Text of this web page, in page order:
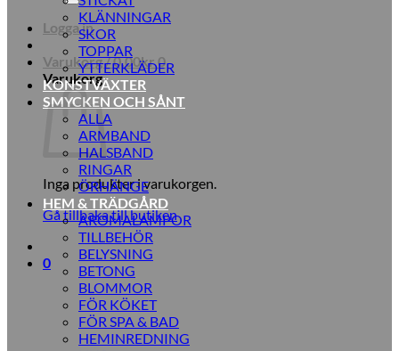
Logga in
Varukorg /0,00kr 0
Varukorg
Inga produkter i varukorgen.
Gå tillbaka till butiken
0
KLÄNNINGAR
SKOR
TOPPAR
YTTERKLÄDER
KONSTVÄXTER
SMYCKEN OCH SÅNT
ALLA
ARMBAND
HALSBAND
RINGAR
ÖRHÄNGE
HEM & TRÄDGÅRD
AROMALAMPOR
TILLBEHÖR
BELYSNING
BETONG
BLOMMOR
FÖR KÖKET
FÖR SPA & BAD
HEMINREDNING